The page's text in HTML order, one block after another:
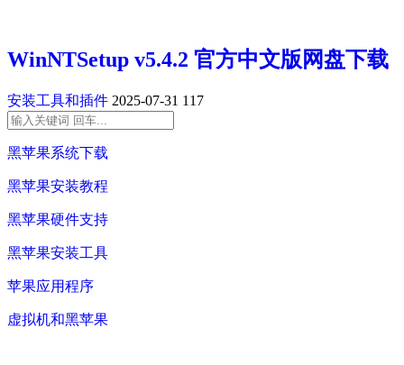
WinNTSetup v5.4.2 官方中文版网盘下载
安装工具和插件 2025-07-31 117
黑苹果系统下载
黑苹果安装教程
黑苹果硬件支持
黑苹果安装工具
苹果应用程序
虚拟机和黑苹果